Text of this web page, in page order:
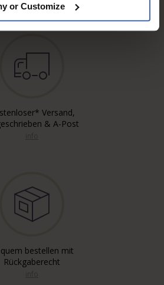
or Customize
Versand,
& A-Post
bestellen mit
Rückgaberecht